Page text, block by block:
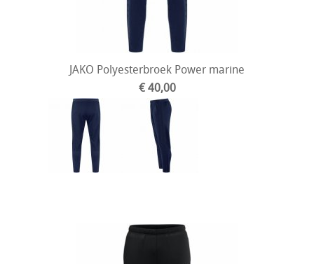
JAKO Polyesterbroek Power marine
€ 40,00